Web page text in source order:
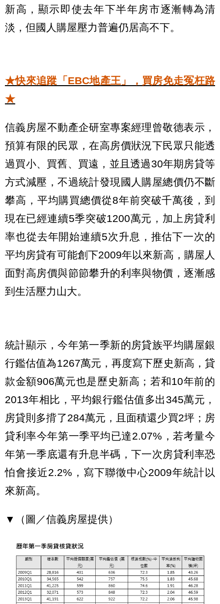
新高，顯示即使去年下半年房市逐漸轉為清
淡，但國人購屋壓力普遍仍居高不下。
★快來追蹤「EBC地產王」，買房免走冤枉路
★
信義房屋不動產企研室專案經理曾敬德表示，
預算有限的民眾，在高房價狀況下民眾只能透
過買小、買舊、買遠，並且透過30年期房貸等
方式減壓，不過統計發現國人購屋總價仍不斷
攀高，平均購買總價從8年前突破千萬後，到
現在已經連續5季突破1200萬元，加上房貸利
率也從去年開始連續5次升息，推估下一次的
平均房貸有可能創下2009年以來新高，購屋人
面對高房價與節節攀升的利率與物價，逐漸感
到生活壓力山大。
統計顯示，今年第一季新的房貸族平均購屋銀
行鑑估值為1267萬元，再度寫下歷史新高，貸
款金額906萬元也是歷史新高；若和10年前的
2013年相比，平均銀行鑑估值多出345萬元，
房貸則多揹了284萬元，且面積還少買2坪；房
貸利率今年第一季平均已達2.07%，若考量今
年第一季底還有升息半碼，下一次房貸利率恐
怕會接近2.2%，寫下聯徵中心2009年統計以
來新高。
▼（圖／信義房屋提供）